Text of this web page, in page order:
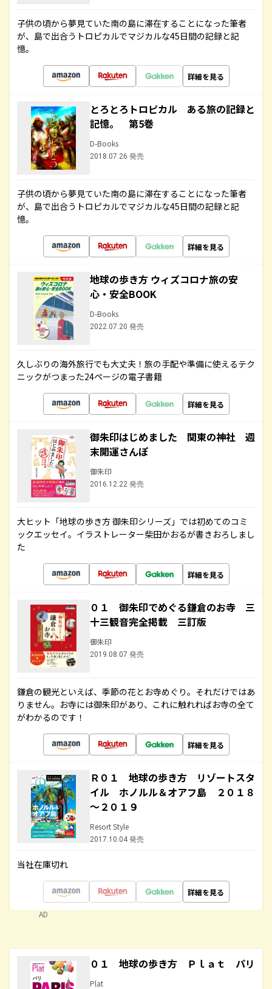
子供の頃から夢見ていた南の島に滞在することになった筆者
が、島で出合うトロピカルでマジカルな45日間の記録と記
憶。
詳細を見る
とろとろトロピカル ある旅の記録と
記憶。 第5巻
D-Books
2018.07.26 発売
子供の頃から夢見ていた南の島に滞在することになった筆者
が、島で出合うトロピカルでマジカルな45日間の記録と記
憶。
詳細を見る
地球の歩き方 ウィズコロナ旅の安
心・安全BOOK
D-Books
2022.07.20 発売
久しぶりの海外旅行でも大丈夫！旅の手配や準備に使えるテク
ニックがつまった24ページの電子書籍
詳細を見る
御朱印はじめました 関東の神社 週
末開運さんぽ
御朱印
2016.12.22 発売
大ヒット「地球の歩き方 御朱印シリーズ」では初めてのコミ
ックエッセイ。イラストレーター柴田かおるが書きおろしまし
た
詳細を見る
０１ 御朱印でめぐる鎌倉のお寺 三
十三観音完全掲載 三訂版
御朱印
2019.08.07 発売
鎌倉の観光といえば、季節の花とお寺めぐり。それだけではあ
りません。お寺には御朱印があり、これに触れればお寺の全て
がわかるのです！
詳細を見る
Ｒ０１ 地球の歩き方 リゾートスタ
イル ホノルル＆オアフ島 ２０１８
～２０１９
Resort Style
2017.10.04 発売
当社在庫切れ
詳細を見る
AD
０１ 地球の歩き方 Ｐｌａｔ パリ
Plat